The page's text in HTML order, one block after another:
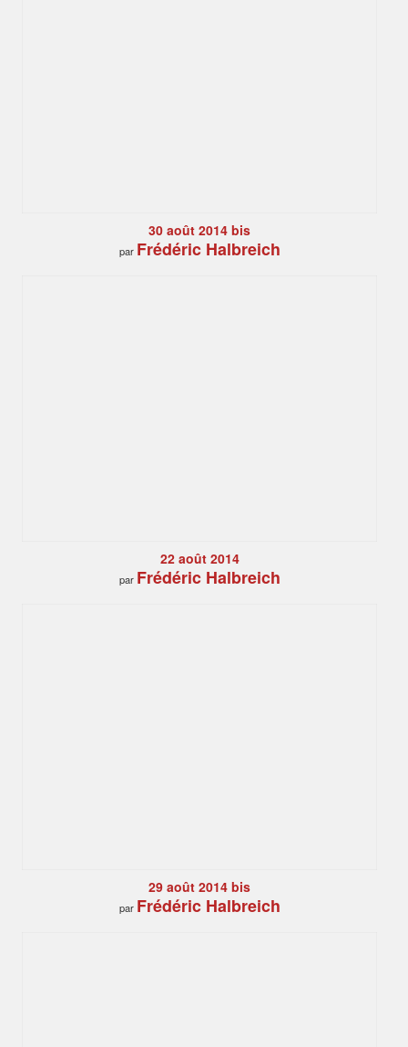
30 août 2014 bis
par Frédéric Halbreich
22 août 2014
par Frédéric Halbreich
29 août 2014 bis
par Frédéric Halbreich